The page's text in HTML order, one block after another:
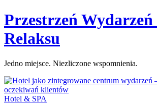
Skip
to
content
Przestrzeń
Relaksu
Jedno miejsce. Niezliczone wspomnienia.
Categories:
Hotel & SPA